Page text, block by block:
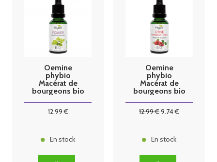
Oemine
phybio
Macérat de
bourgeons bio
12.99€
En stock
Oemine
phybio
Macérat de
bourgeons bio
12.99€9.74€
En stock